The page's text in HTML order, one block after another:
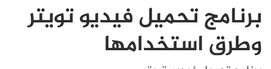
برنامج تحميل فيديو تويتر
وطرق استخدامها